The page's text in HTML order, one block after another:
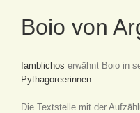
Boio von
Iamblichos erwähnt Boio in
Pythagoreerinnen.
Die Textstelle mit der